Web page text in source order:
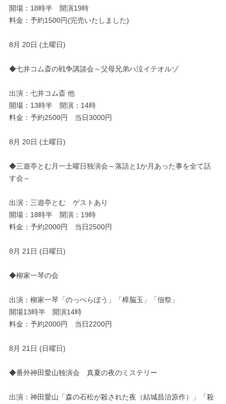
開場：18時半 開演19時
料金：予約1500円(完売いたしました)
8月 20日 (土曜日)
◆七井コム斎の戦争講談会～父母兄弟ハ泣イテオルゾ
出演：七井コム斎 他
開場：13時半 開演：14時
料金：予約2500円 当日3000円
8月 20日 (土曜日)
◆三遊亭とむ月一土曜日独演会～落語と1か月あった事を全て話
す会～
出演：三遊亭とむ ゲストあり
開場：18時半 開演：19時
料金：予約2000円 当日2500円
8月 21日 (日曜日)
◆柳家一琴の会
出演：柳家一琴「のっぺらぼう」「樟脳玉」「佃祭」
開場13時半 開演14時
料金：予約2000円 当日2200円
8月 21日 (日曜日)
◆番外神田愛山独演会 真夏の夜のミステリー
出演：神田愛山「森の石松が殺された夜（結城昌治原作）」「殺